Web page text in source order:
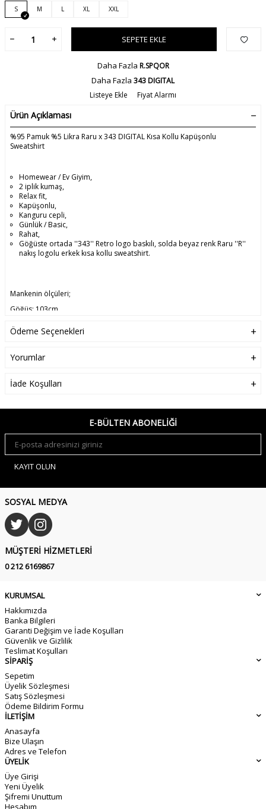
S M L XL XXL
SEPETE EKLE
Daha Fazla R.SPQOR
Daha Fazla 343 DIGITAL
Listeye Ekle
Fiyat Alarmı
Ürün Açıklaması
%95 Pamuk %5 Likra Raru x 343 DIGITAL Kısa Kollu Kapüşonlu
Sweatshirt
Homewear / Ev Giyim,
2 iplik kumaş,
Relax fit,
Kapüşonlu,
Kanguru cepli,
Günlük / Basic,
Rahat,
Göğüste ortada ''343'' Retro logo baskılı, solda beyaz renk Raru ''R''
nakış logolu erkek kısa kollu sweatshirt.
Mankenin ölçüleri;
Göğüs: 103cm
Bel: 77cm
Kalça: 101cm
Boy: 190cm
Mankenin üzerindeki ürün, L beden.
Ödeme Seçenekleri
Yorumlar
İade Koşulları
E-BÜLTEN ABONELIĞI
KAYIT OLUN
SOSYAL MEDYA
MÜŞTERI HIZMETLERI
0 212 6169867
KURUMSAL
Hakkımızda
Banka Bilgileri
Garanti Değişim ve İade Koşulları
Güvenlik ve Gizlilik
Teslimat Koşulları
SİPARİŞ
Sepetim
Üyelik Sözleşmesi
Satış Sözleşmesi
Ödeme Bildirim Formu
İLETİŞİM
Anasayfa
Bize Ulaşın
Adres ve Telefon
ÜYELİK
Üye Girişi
Yeni Üyelik
Şifremi Unuttum